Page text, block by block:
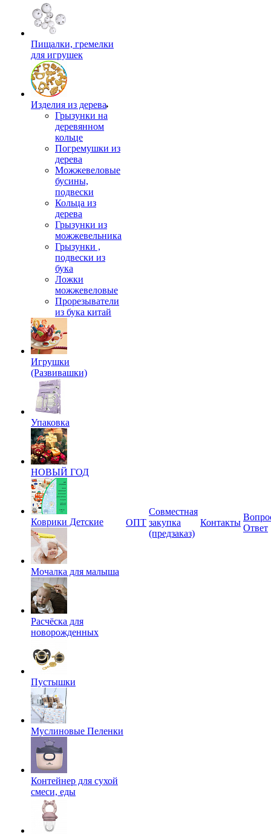
Пищалки, гремелки
для игрушек
Изделия из дерева
Грызунки на
деревянном
кольце
Погремушки из
дерева
Можжевеловые
бусины,
подвески
Кольца из
дерева
Грызунки из
можжевельника
Грызунки ,
подвески из
бука
Ложки
можжевеловые
Прорезыватели
из бука китай
Игрушки
(Развивашки)
Упаковка
НОВЫЙ ГОД
Коврики Детские
Мочалка для малыша
Расчёска для
новорожденных
Пустышки
Муслиновые Пеленки
Контейнер для сухой
смеси, еды
ОПТ
Совместная
закупка
(предзаказ)
Контакты
Ответ